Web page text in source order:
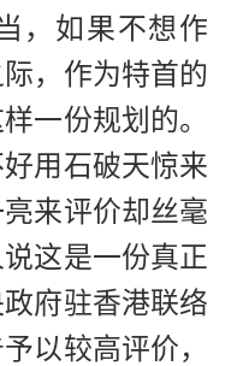
，如果不想作
，作为特首的
一份规划的。
用石破天惊来
来评价却丝毫
这是一份真正
府驻香港联络
以较高评价，